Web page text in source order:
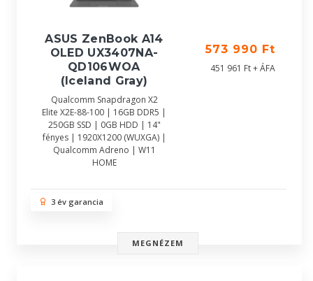
ASUS ZenBook A14
OLED UX3407NA-
QD106WOA
(Iceland Gray)
Qualcomm Snapdragon X2
Elite X2E-88-100 | 16GB DDR5 |
250GB SSD | 0GB HDD | 14"
fényes | 1920X1200 (WUXGA) |
Qualcomm Adreno | W11
HOME
573 990 Ft
451 961 Ft + ÁFA
3 év garancia
MEGNÉZEM